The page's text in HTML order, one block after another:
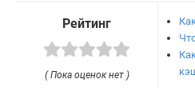
Рейтинг
( Пока оценок нет )